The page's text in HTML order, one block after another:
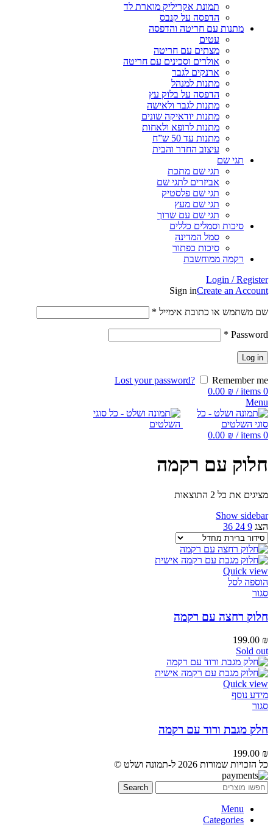
תמונת אקריליק מוארת לד
הדפסה על קנבס
מתנות עם חריטה והדפסה
עטים
מצתים עם חריטה
אולרים וסכינים עם חריטה
ארנקים לגבר
מתנות למנהל
הדפסה על בלוק עץ
מתנות לגבר ולאישה
מתנות יודאיקה שונים
מתנות לרופא ולאחות
מתנות עד 50 ש”ח
עיצוב החדר והבית
תגי שם
תגי שם מתכת
אביזרים לתגי שם
תגי שם פלסטיק
תגי שם מעץ
תגי שם עם שרוך
סיכות וסמלים כללים
סמל המדינה
סיכות כפתור
רקמה ממוחשבת
Login / Register
Sign inCreate an Account
שם משתמש או כתובת אימייל *
Password
*
Log in
Lost your password?
Remember me
0
items
/
0.00 ₪
Menu
0
items
/
0.00 ₪
חלוק עם רקמה
מציגים את כל ⁦2⁩ התוצאות
Show sidebar
הצג 9
24
36
Quick view
הוספה לסל
סגור
חלוק רחצה עם רקמה
199.00 ₪
Sold out
Quick view
מידע נוסף
סגור
חלק מגבת ורוד עם רקמה
199.00 ₪
כל הזכויות שמורות 2026 ל-תמונה ושלט ©
Search
Menu
Categories